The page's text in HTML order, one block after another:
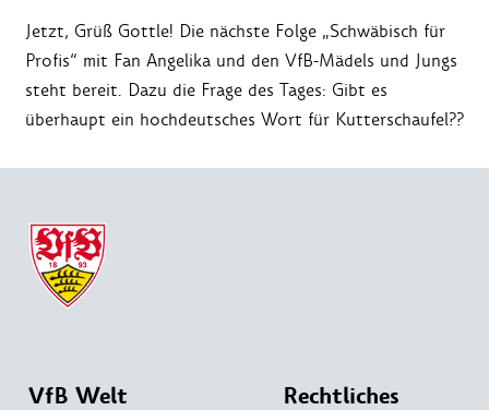
Jetzt, Grüß Gottle! Die nächste Folge „Schwäbisch für
Profis“ mit Fan Angelika und den VfB-Mädels und Jungs
steht bereit. Dazu die Frage des Tages: Gibt es
überhaupt ein hochdeutsches Wort für Kutterschaufel??
VfB Welt Rechtliches